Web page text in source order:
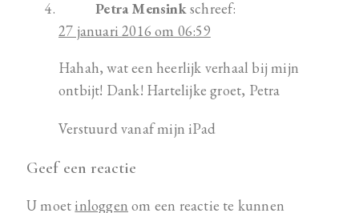
Petra Mensinkschreef:
27 januari 2016 om 06:59
Hahah, wat een heerlijk verhaal bij mijn
ontbijt! Dank! Hartelijke groet, Petra
Verstuurd vanaf mijn iPad
Geef een reactie
U moetinloggen om een reactie te kunnen